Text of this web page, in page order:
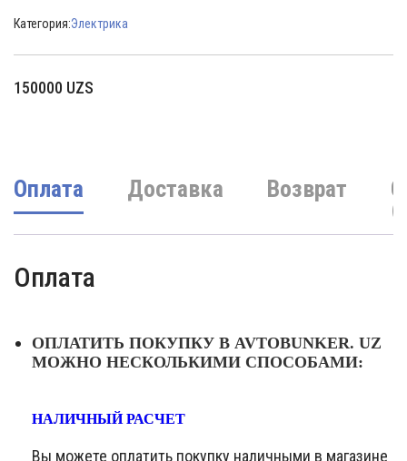
Категория:Электрика
150000 UZS
Оплата Доставка Возврат
Оплата
ОПЛАТИТЬ ПОКУПКУ В AVTOBUNKER. UZ
МОЖНО НЕСКОЛЬКИМИ СПОСОБАМИ:
НАЛИЧНЫЙ РАСЧЕТ
Вы можете оплатить покупку наличными в магазине